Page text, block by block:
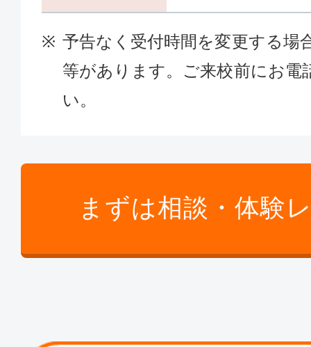
予告なく受付時間を変更する場
等があります。ご来校前にお電
い。
まずは相談・体験